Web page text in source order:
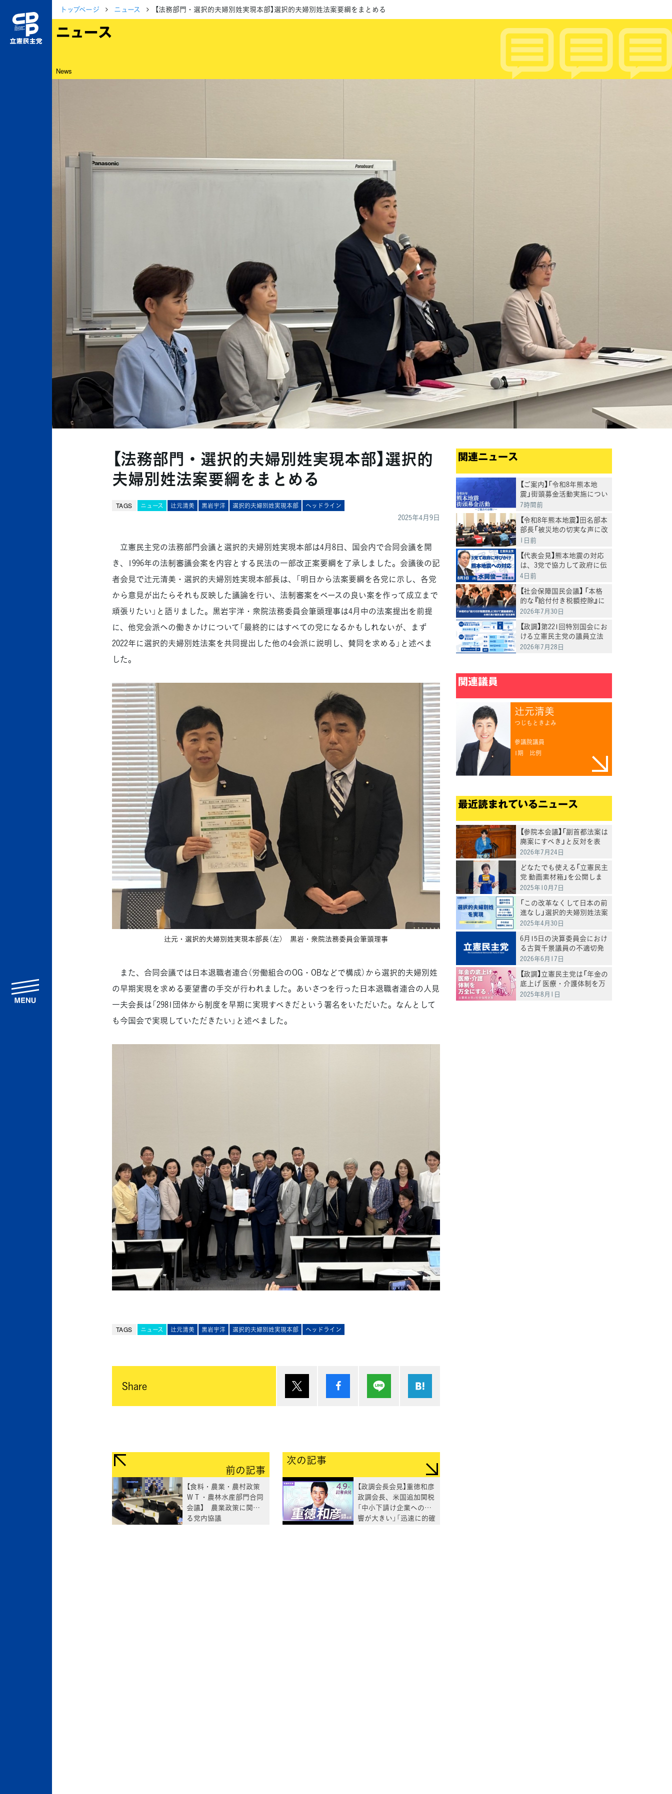
トップページ ニュース 【法務部門・選択的夫婦別姓実現本部】選択的夫婦別姓法案要綱をまとめる
ニュース
News
【法務部門・選択的夫婦別姓実現本部】選択的
夫婦別姓法案要綱をまとめる
TAGS ニュース 辻元清美 黒岩宇洋 選択的夫婦別姓実現本部 ヘッドライン
2025年4月9日
立憲民主党の法務部門会議と選択的夫婦別姓実現本部は4月8日、国会内で合同会議を開
き、1996年の法制審議会案を内容とする民法の一部改正案要綱を了承しました。会議後の記
者会見で辻󠄀元清美・選択的夫婦別姓実現本部長は、「明日から法案要綱を各党に示し、各党
から意見が出たらそれも反映した議論を行い、法制審案をベースの良い案を作って成立まで
頑張りたい」と語りました。黒岩宇洋・衆院法務委員会筆頭理事は4月中の法案提出を前提
に、他党会派への働きかけについて「最終的にはすべての党になるかもしれないが、まず
2022年に選択的夫婦別姓法案を共同提出した他の4会派に説明し、賛同を求める」と述べま
した。
辻元・選択的夫婦別姓実現本部長（左） 黒岩・衆院法務委員会筆頭理事
また、合同会議では日本退職者連合（労働組合のOG・OBなどで構成）から選択的夫婦別姓
の早期実現を求める要望書の手交が行われました。あいさつを行った日本退職者連合の人見
一夫会長は「2981団体から制度を早期に実現すべきだという署名をいただいた。なんとして
も今国会で実現していただきたい」と述べました。
TAGS ニュース 辻元清美 黒岩宇洋 選択的夫婦別姓実現本部 ヘッドライン
Share シェア Lineで送る
前の記事
【食料・農業・農村政策
ＷＴ・農林水産部門合同
会議】 農業政策に関す
る党内協議
次の記事
【政調会長会見】重徳和彦
政調会長、米国追加関税
「中小下請け企業への影
響が大きい」「迅速に的確
関連ニュース
【ご案内】「令和8年熊本地
震」街頭募金活動実施につい
て
7時間前
【令和8年熊本地震】田名部本
部長「被災地の切実な声に改
めて、必要な対応を」
1日前
【代表会見】熊本地震の対応
は、3党で協力して政府に伝
えていきたいと水岡代表
4日前
【社会保障国民会議】 「本格
的な『給付付き税額控除』に
向けて議論継続を」 水岡代
2026年7月30日
【政調】第221回特別国会にお
ける立憲民主党の議員立法
の結果と内閣提出法案等へ
2026年7月28日
関連議員
辻󠄀元清美
つじもときよみ
参議院議員
1期 比例
最近読まれているニュース
【参院本会議】「副首都法案は
廃案にすべき」と反対を表
明 岸真紀子議員
2026年7月24日
どなたでも使える「立憲民主
党 動画素材箱」を公開しま
した
2025年10月7日
「この改革なくして日本の前
進なし」選択的夫婦別姓法案
を提出
2025年4月30日
6月15日の決算委員会におけ
る古賀千景議員の不適切発
言と処分について
2026年6月17日
【政調】立憲民主党は「年金の
底上げ 医療・介護体制を万
全にする」
2025年8月1日